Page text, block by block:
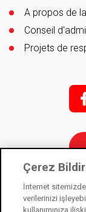
A propos de
Conseil
Projets de
Kale Kilit est une
Çerez
İnternet sitemizde
verilerinizi
kullanımınıza